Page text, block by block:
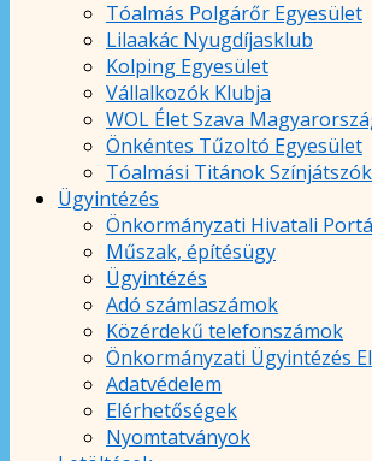
Tóalmás Polgárőr Egyesület
Lilaakác Nyugdíjasklub
Kolping Egyesület
Vállalkozók Klubja
WOL Élet Szava
Önkéntes Tűzoltó Egyesület
Tóalmási Titánok
Ügyintézés
Önkormányzati Hivatali
Műszak, építésügy
Ügyintézés
Adó számlaszámok
Közérdekű telefonszámok
Önkormányzati Ügyintézés
Adatvédelem
Elérhetőségek
Nyomtatványok